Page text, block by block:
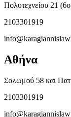
Πολυτεχνείου 21
2103301919
Αθήνα
Σολωμού 58 και
2103301919